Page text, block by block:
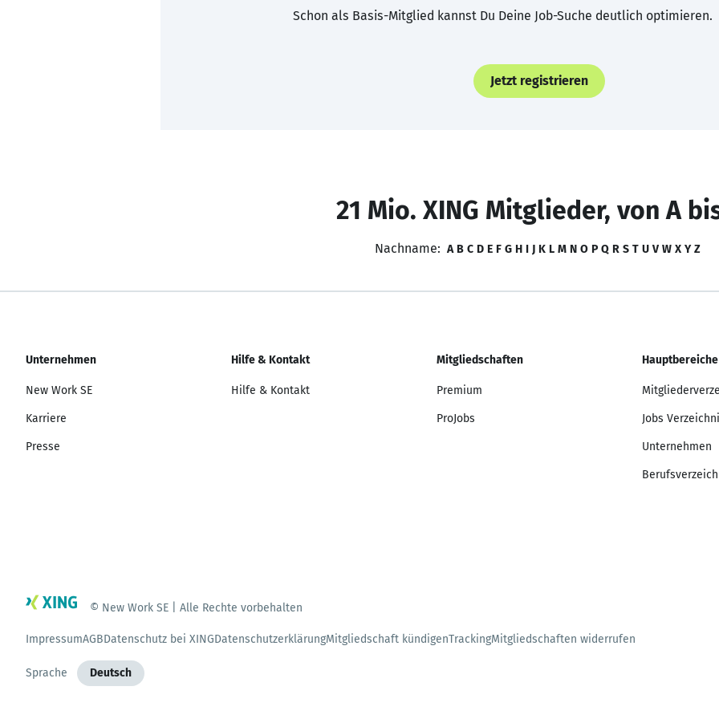
Schon als Basis-Mitglied kannst Du Deine Job-Suche deutlich optimieren.
Jetzt registrieren
21 Mio. XING Mitglieder, von A
Nachname: A B C D E F G H I J K L M N O P Q R S T U V W X Y Z
Unternehmen
New Work SE
Karriere
Presse
Hilfe & Kontakt
Hilfe & Kontakt
Mitgliedschaften
Premium
ProJobs
Hauptbereiche
Jobs
Unternehmen
© New Work SE | Alle Rechte vorbehalten
ImpressumAGBDatenschutz bei XINGDatenschutzerklärungMitgliedschaft kündigenTrackingMitgliedschaften widerrufen
Sprache Deutsch